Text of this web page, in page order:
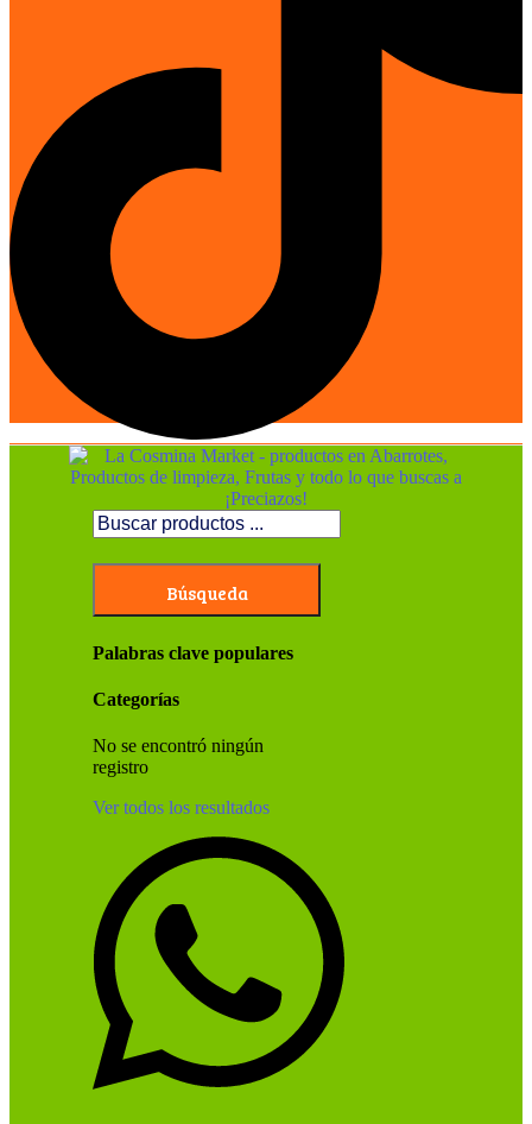
Búsqueda
Palabras clave populares
Categorías
No se encontró ningún
registro
Ver todos los resultados